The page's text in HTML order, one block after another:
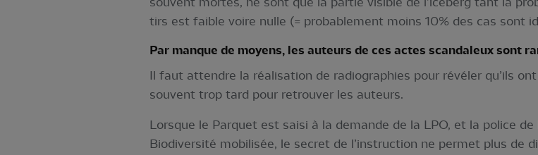
tirs est faible voire nulle (= probablement moins 10% des cas sont
Par manque de moyens, les auteurs de ces actes scandaleux sont
Il faut attendre la réalisation de radiographies pour révéler qu’ils
souvent trop tard pour retrouver les auteurs.
Lorsque le Parquet est saisi à la demande de la LPO, et la police
Biodiversité mobilisée, le secret de l’instruction ne permet plus de